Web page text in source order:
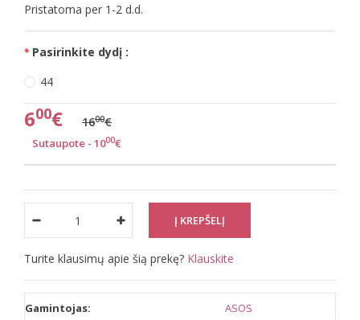
Pristatoma per 1-2 d.d.
Pasirinkite dydį :
44
600€ 1600€
Sutaupote - 1000€
Turite klausimų apie šią prekę? Klauskite
Gamintojas: ASOS